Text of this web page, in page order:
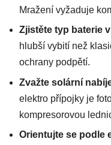
Mražení vyžaduje
Zjistěte typ baterie
hlubší vybití než
ochrany podpětí.
Zvažte solární
elektro přípojky je
kompresorovou
Orientujte se podle